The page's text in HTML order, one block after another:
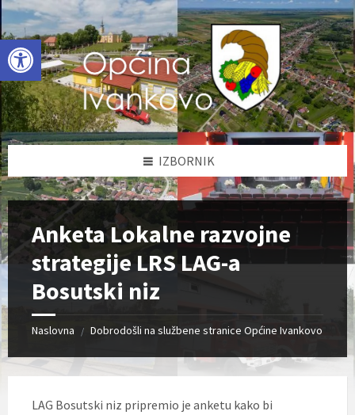
Open toolbar
Skip
to
content
Skip
to
left
sidebar
Skip
to
footer
IZBORNIK
Anketa Lokalne razvojne
strategije LRS LAG-a
Bosutski niz
Naslovna / Dobrodošli na službene stranice Općine Ivankovo
LAG Bosutski niz pripremio je anketu kako bi